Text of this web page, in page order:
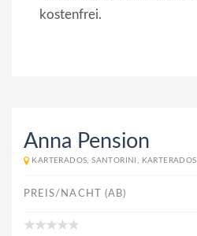
kostenfrei.
Anna Pension
KARTERADOS, SANTORINI, KARTERADOS
PREIS/NACHT (AB)